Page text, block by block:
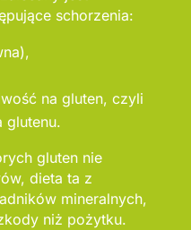
schorzenia:
na gluten, czyli
glutenu.
gluten nie
dieta ta z
mineralnych,
niż pożytku.